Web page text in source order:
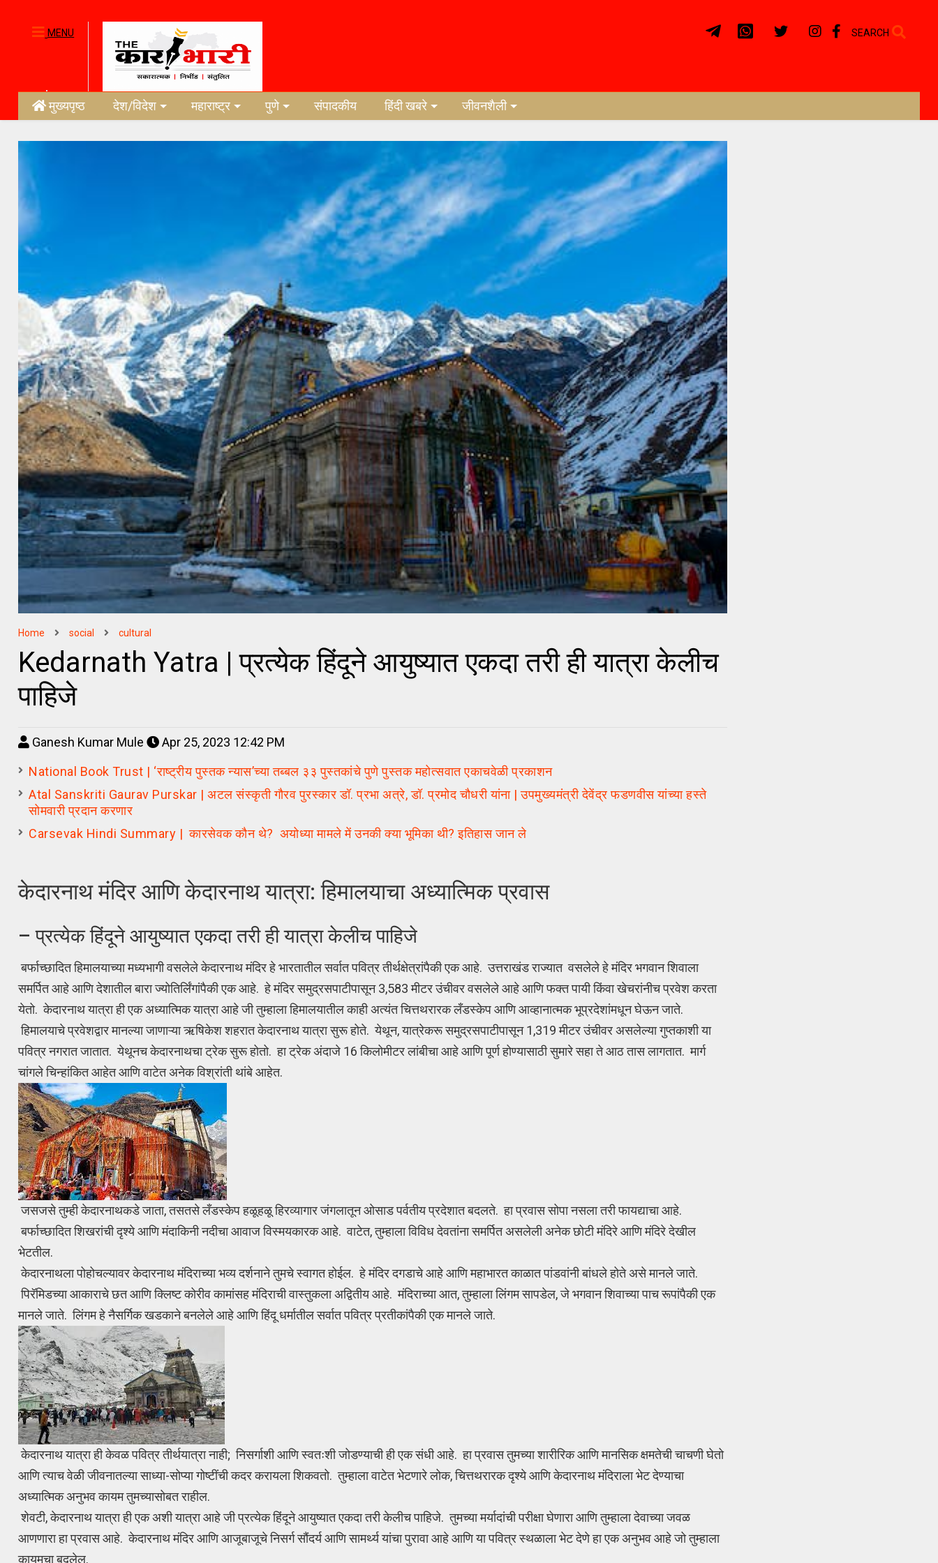
MENU SEARCH
मुख्यपृष्ठ देश/विदेश महाराष्ट्र पुणे संपादकीय हिंदी खबरे जीवनशैली
Home social cultural
Kedarnath Yatra | प्रत्येक हिंदूने आयुष्यात एकदा तरी ही यात्रा केलीच
पाहिजे
Ganesh Kumar Mule
Apr 25, 2023 12:42 PM
National Book Trust | ‘राष्ट्रीय पुस्तक न्यास’च्या तब्बल ३३ पुस्तकांचे पुणे पुस्तक महोत्सवात एकाचवेळी प्रकाशन
Atal Sanskriti Gaurav Purskar | अटल संस्कृती गौरव पुरस्कार डॉ. प्रभा अत्रे, डॉ. प्रमोद चौधरी यांना | उपमुख्यमंत्री देवेंद्र फडणवीस यांच्या हस्ते
सोमवारी प्रदान करणार
Carsevak Hindi Summary | कारसेवक कौन थे? अयोध्या मामले में उनकी क्या भूमिका थी? इतिहास जान ले
केदारनाथ मंदिर आणि केदारनाथ यात्रा: हिमालयाचा अध्यात्मिक प्रवास
– प्रत्येक हिंदूने आयुष्यात एकदा तरी ही यात्रा केलीच पाहिजे
बर्फाच्छादित हिमालयाच्या मध्यभागी वसलेले केदारनाथ मंदिर हे भारतातील सर्वात पवित्र तीर्थक्षेत्रांपैकी एक आहे. उत्तराखंड राज्यात वसलेले हे मंदिर भगवान शिवाला
समर्पित आहे आणि देशातील बारा ज्योतिर्लिंगांपैकी एक आहे. हे मंदिर समुद्रसपाटीपासून 3,583 मीटर उंचीवर वसलेले आहे आणि फक्त पायी किंवा खेचरांनीच प्रवेश करता
येतो. केदारनाथ यात्रा ही एक अध्यात्मिक यात्रा आहे जी तुम्हाला हिमालयातील काही अत्यंत चित्तथरारक लँडस्केप आणि आव्हानात्मक भूप्रदेशांमधून घेऊन जाते.
हिमालयाचे प्रवेशद्वार मानल्या जाणाऱ्या ऋषिकेश शहरात केदारनाथ यात्रा सुरू होते. येथून, यात्रेकरू समुद्रसपाटीपासून 1,319 मीटर उंचीवर असलेल्या गुप्तकाशी या
पवित्र नगरात जातात. येथूनच केदारनाथचा ट्रेक सुरू होतो. हा ट्रेक अंदाजे 16 किलोमीटर लांबीचा आहे आणि पूर्ण होण्यासाठी सुमारे सहा ते आठ तास लागतात. मार्ग
चांगले चिन्हांकित आहेत आणि वाटेत अनेक विश्रांती थांबे आहेत.
जसजसे तुम्ही केदारनाथकडे जाता, तसतसे लँडस्केप हळूहळू हिरव्यागार जंगलातून ओसाड पर्वतीय प्रदेशात बदलते. हा प्रवास सोपा नसला तरी फायद्याचा आहे.
बर्फाच्छादित शिखरांची दृश्ये आणि मंदाकिनी नदीचा आवाज विस्मयकारक आहे. वाटेत, तुम्हाला विविध देवतांना समर्पित असलेली अनेक छोटी मंदिरे आणि मंदिरे देखील
भेटतील.
केदारनाथला पोहोचल्यावर केदारनाथ मंदिराच्या भव्य दर्शनाने तुमचे स्वागत होईल. हे मंदिर दगडाचे आहे आणि महाभारत काळात पांडवांनी बांधले होते असे मानले जाते.
पिरॅमिडच्या आकाराचे छत आणि क्लिष्ट कोरीव कामांसह मंदिराची वास्तुकला अद्वितीय आहे. मंदिराच्या आत, तुम्हाला लिंगम सापडेल, जे भगवान शिवाच्या पाच रूपांपैकी एक
मानले जाते. लिंगम हे नैसर्गिक खडकाने बनलेले आहे आणि हिंदू धर्मातील सर्वात पवित्र प्रतीकांपैकी एक मानले जाते.
केदारनाथ यात्रा ही केवळ पवित्र तीर्थयात्रा नाही; निसर्गाशी आणि स्वतःशी जोडण्याची ही एक संधी आहे. हा प्रवास तुमच्या शारीरिक आणि मानसिक क्षमतेची चाचणी घेतो
आणि त्याच वेळी जीवनातल्या साध्या-सोप्या गोष्टींची कदर करायला शिकवतो. तुम्हाला वाटेत भेटणारे लोक, चित्तथरारक दृश्ये आणि केदारनाथ मंदिराला भेट देण्याचा
अध्यात्मिक अनुभव कायम तुमच्यासोबत राहील.
शेवटी, केदारनाथ यात्रा ही एक अशी यात्रा आहे जी प्रत्येक हिंदूने आयुष्यात एकदा तरी केलीच पाहिजे. तुमच्या मर्यादांची परीक्षा घेणारा आणि तुम्हाला देवाच्या जवळ
आणणारा हा प्रवास आहे. केदारनाथ मंदिर आणि आजूबाजूचे निसर्ग सौंदर्य आणि सामर्थ्य यांचा पुरावा आहे आणि या पवित्र स्थळाला भेट देणे हा एक अनुभव आहे जो तुम्हाला
कायमचा बदलेल.